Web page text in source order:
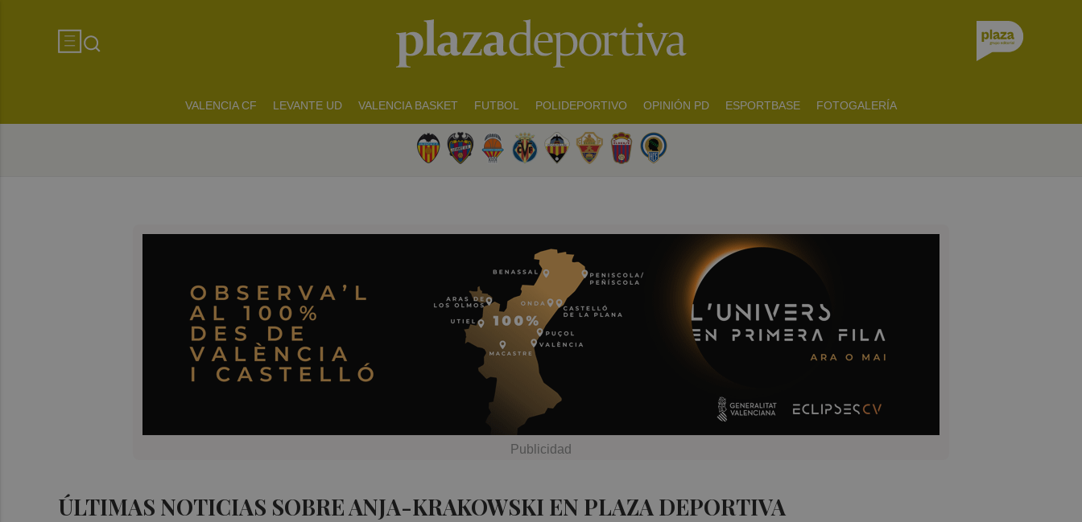
VALENCIA CF LEVANTE UD VALENCIA BASKET FUTBOL POLIDEPORTIVO OPINIÓN PD ESPORTBASE FOTOGALERÍA
ÚLTIMAS NOTICIAS SOBRE ANJA-KRAKOWSKI EN PLAZA DEPORTIVA